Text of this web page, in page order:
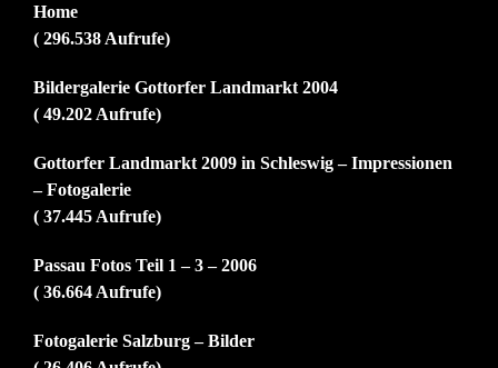
Home
( 296.538 Aufrufe)
Bildergalerie Gottorfer Landmarkt 2004
( 49.202 Aufrufe)
Gottorfer Landmarkt 2009 in Schleswig – Impressionen
– Fotogalerie
( 37.445 Aufrufe)
Passau Fotos Teil 1 – 3 – 2006
( 36.664 Aufrufe)
Fotogalerie Salzburg – Bilder